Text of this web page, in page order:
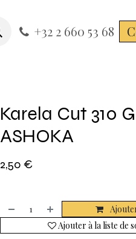
+32 2 660 53 68
Karela Cut 310
ASHOKA
2,50 €
Ajouter à la liste de